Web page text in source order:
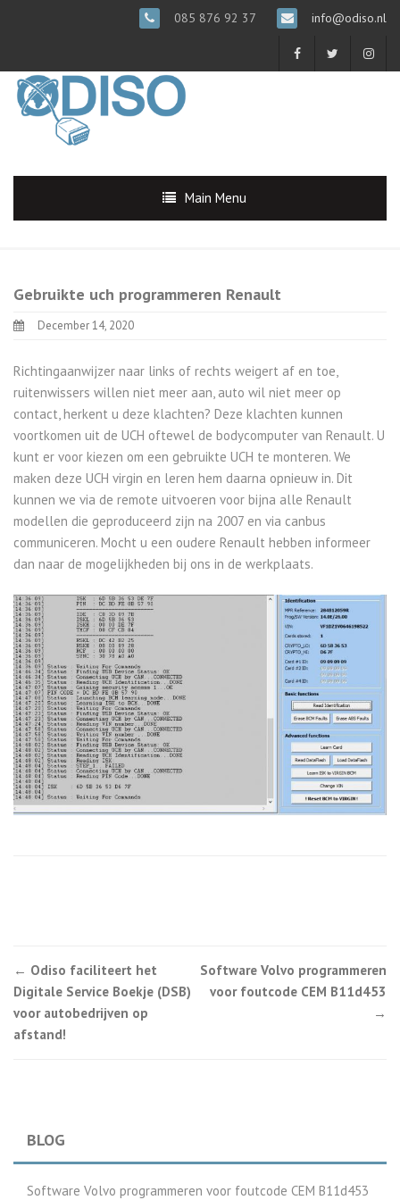
085 876 92 37 info@odiso.nl
Main Menu
Gebruikte uch programmeren Renault
December 14, 2020
Richtingaanwijzer naar links of rechts weigert af en toe,
ruitenwissers willen niet meer aan, auto wil niet meer op
contact, herkent u deze klachten? Deze klachten kunnen
voortkomen uit de UCH oftewel de bodycomputer van Renault. U
kunt er voor kiezen om een gebruikte UCH te monteren. We
maken deze UCH virgin en leren hem daarna opnieuw in. Dit
kunnen we via de remote uitvoeren voor bijna alle Renault
modellen die geproduceerd zijn na 2007 en via canbus
communiceren. Mocht u een oudere Renault hebben informeer
dan naar de mogelijkheden bij ons in de werkplaats.
Post navigation
← Odiso faciliteert het
Digitale Service Boekje (DSB)
voor autobedrijven op
afstand!
Software Volvo programmeren
voor foutcode CEM B11d453
→
BLOG
Software Volvo programmeren voor foutcode CEM B11d453